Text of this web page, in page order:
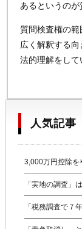
あるというのが
質問検査権の
広く解釈する向
法的理解をして
人気記事
3,000万円控除を
「実地の調査」
「税務調査で７